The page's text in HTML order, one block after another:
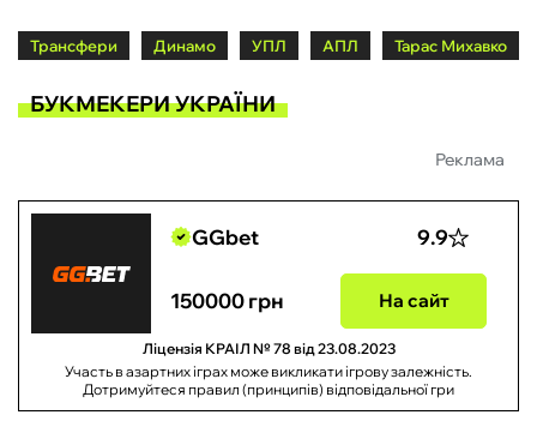
Трансфери Динамо УПЛ АПЛ Тарас Михавко
БУКМЕКЕРИ УКРАЇНИ
Реклама
GGbet 9.9
150000 грн На сайт
Ліцензія КРАІЛ № 78 від 23.08.2023
Участь в азартних іграх може викликати ігрову залежність.
Дотримуйтеся правил (принципів) відповідальної гри